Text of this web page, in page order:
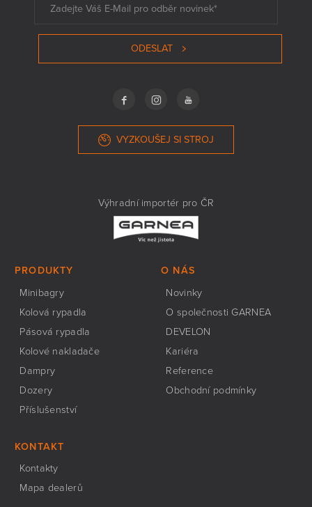
ODESLAT
VYZKOUŠEJ SI STROJ
Výhradní importér pro ČR
PRODUKTY
Minibagry
Kolová rypadla
Pásová rypadla
Kolové nakladače
Dampry
Dozery
Příslušenství
O NÁS
Novinky
O společnosti GARNEA
DEVELON
Kariéra
Reference
Obchodní podmínky
KONTAKT
Kontakty
Mapa dealerů